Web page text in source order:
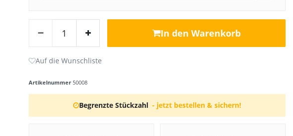
In den Warenkorb
Artikelnummer 50008
Begrenzte Stückzahl - jetzt bestellen & sichern!